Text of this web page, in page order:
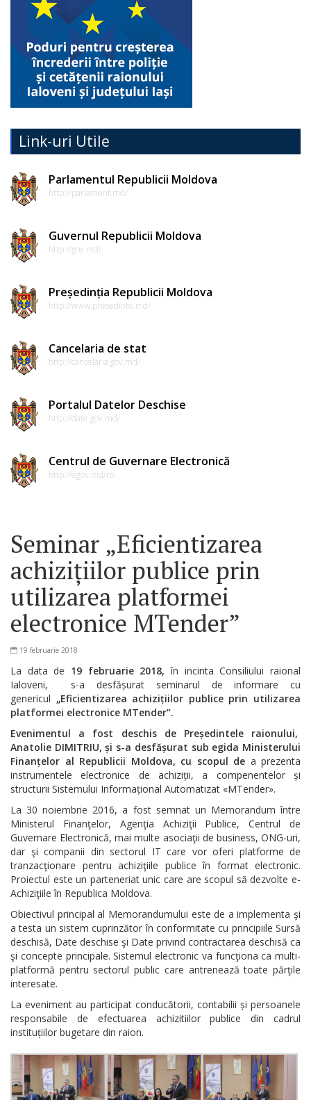
Link-uri Utile
Parlamentul Republicii Moldova
http://parlament.md/
Guvernul Republicii Moldova
http://gov.md/
Președinția Republicii Moldova
http://www.presedinte.md/
Cancelaria de stat
http://cancelaria.gov.md/
Portalul Datelor Deschise
http://date.gov.md/
Centrul de Guvernare Electronică
http://egov.md/ro
Seminar „Eficientizarea
achizițiilor publice prin
utilizarea platformei
electronice MTender”
19 februarie 2018
La data de 19 februarie 2018,în incinta Consiliului raional
Ialoveni, s-a desfășurat seminarul de informare cu
genericul „Eficientizarea achizițiilor publice prin utilizarea
platformei electronice MTender”.
Evenimentul a fost deschis de Președintele raionului,
Anatolie DIMITRIU, și s-a desfășurat sub egida Ministerului
Finanțelor al Republicii Moldova, cu scopul de a prezenta
instrumentele electronice de achiziții, a compenentelor și
structurii Sistemului Informațional Automatizat «MTender».
La 30 noiembrie 2016, a fost semnat un Memorandum între
Ministerul Finanţelor, Agenţia Achiziţii Publice, Centrul de
Guvernare Electronică, mai multe asociaţii de business, ONG-uri,
dar şi companii din sectorul IT care vor oferi platforme de
tranzacţionare pentru achiziţiile publice în format electronic.
Proiectul este un parteneriat unic care are scopul să dezvolte e-
Achiziţiile în Republica Moldova.
Obiectivul principal al Memorandumului este de a implementa şi
a testa un sistem cuprinzător în conformitate cu principiile Sursă
deschisă, Date deschise şi Date privind contractarea deschisă ca
şi concepte principale. Sistemul electronic va funcţiona ca multi-
platformă pentru sectorul public care antrenează toate părţile
interesate.
La eveniment au participat conducătorii, contabilii și persoanele
responsabile de efectuarea achizitiilor publice din cadrul
instituțiilor bugetare din raion.